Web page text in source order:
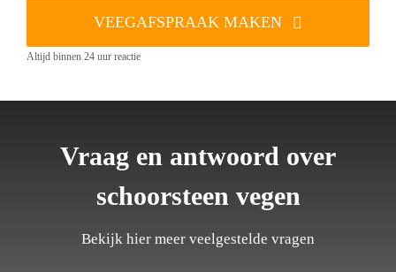
VEEGAFSPRAAK MAKEN
Altijd binnen 24 uur reactie
Vraag en antwoord over
schoorsteen vegen
Bekijk hier meer veelgestelde vragen